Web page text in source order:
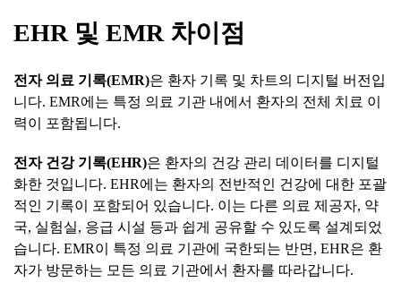
EHR 및 EMR 차이점
전자 의료 기록(EMR)은 환자 기록 및 차트의 디지털 버전입
니다. EMR에는 특정 의료 기관 내에서 환자의 전체 치료 이
력이 포함됩니다.
전자 건강 기록(EHR)은 환자의 건강 관리 데이터를 디지털
화한 것입니다. EHR에는 환자의 전반적인 건강에 대한 포괄
적인 기록이 포함되어 있습니다. 이는 다른 의료 제공자, 약
국, 실험실, 응급 시설 등과 쉽게 공유할 수 있도록 설계되었
습니다. EMR이 특정 의료 기관에 국한되는 반면, EHR은 환
자가 방문하는 모든 의료 기관에서 환자를 따라갑니다.